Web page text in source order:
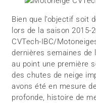
Bien que l’objectif soit
lors de la saison 2015-
CVTech-IBC/
dernières semaines de
au point une première
des chutes de neige
avons été en mesure
profonde, histoire de